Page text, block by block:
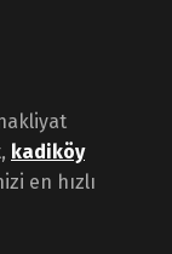
kadiköy
en hızlı